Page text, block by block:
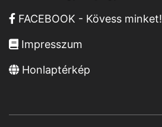
FACEBOOK - Kövess minket!
Impresszum
Honlaptérkép